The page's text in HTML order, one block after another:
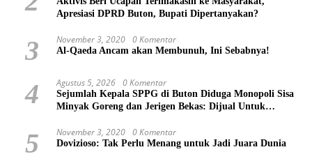
Apresiasi DPRD Buton, Bupati Dipertanyakan?
3 November 3, 2020 0 Komentar
Al-Qaeda Ancam akan Membunuh, Ini Sebabnya!
4 Agustus 5, 2026 0 Komentar
Sejumlah Kepala SPPG di Buton Diduga Monopoli Sisa
Minyak Goreng dan Jerigen Bekas: Dijual Untuk
5 November 3, 2020 0 Komentar
Dovizioso: Tak Perlu Menang untuk Jadi Juara Dunia